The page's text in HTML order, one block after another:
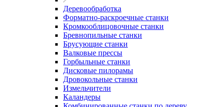
Деревообработка
Форматно-раскроечные станки
Кромкооблицовочные станки
Бревнопильные станки
Брусующие станки
Валковые прессы
Горбыльные станки
Дисковые пилорамы
Дровокольные станки
Измельчители
Каландеры